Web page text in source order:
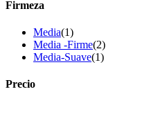
Firmeza
Media(1)
Media -Firme(2)
Media-Suave(1)
Precio